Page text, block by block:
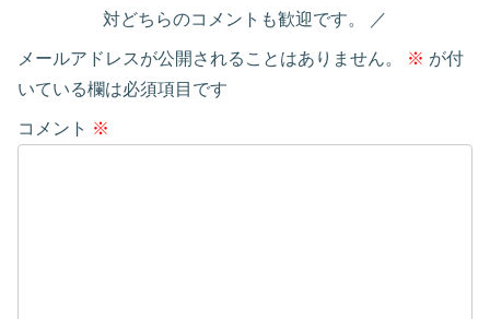
対どちらのコメントも歓迎です。
メールアドレスが公開されることはありません。 ※ が付
いている欄は必須項目です
コメント ※